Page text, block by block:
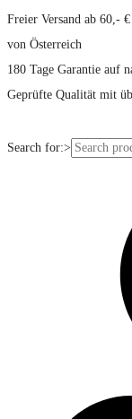
Freier Versand ab 60,-
von Österreich
180 Tage Garantie auf
Geprüfte Qualität mit
Search for:>